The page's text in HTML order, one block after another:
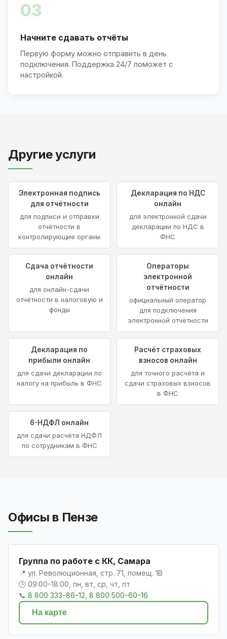
03
Начните сдавать отчёты
Первую форму можно отправить в день
подключения. Поддержка 24/7 поможет с
настройкой.
Другие услуги
Электронная подпись
для отчётности
для подписи и отправки
отчётности в
контролирующие органы
Декларация по НДС
онлайн
для электронной сдачи
декларации по НДС в
ФНС
Сдача отчётности
онлайн
для онлайн-сдачи
отчётности в налоговую и
фонды
Операторы
электронной
отчётности
официальный оператор
для подключения
электронной отчётности
Декларация по
прибыли онлайн
для сдачи декларации по
налогу на прибыль в ФНС
Расчёт страховых
взносов онлайн
для точного расчёта и
сдачи страховых взносов
в ФНС
6-НДФЛ онлайн
для сдачи расчёта НДФЛ
по сотрудникам в ФНС
Офисы в Пензе
Группа по работе с КК, Самара
📍 ул. Революционная, стр. 71, помещ. 1В
🕒 09:00-18:00, пн, вт, ср, чт, пт
📞 8 800 333-86-12, 8 800 500-60-16
На карте